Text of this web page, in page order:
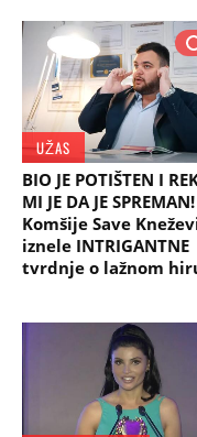
UŽAS
BIO JE POTIŠTEN I
MI JE DA JE SPREMAN!
Komšije Save
iznele INTRIGANTNE
tvrdnje o lažnom